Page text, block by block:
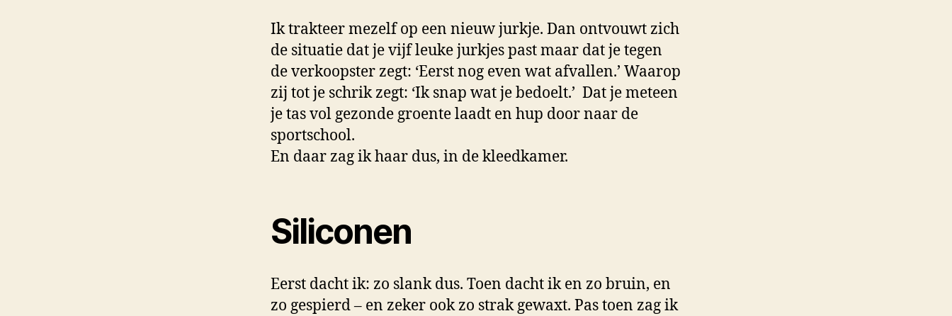
Ik trakteer mezelf op een nieuw jurkje. Dan ontvouwt zich
de situatie dat je vijf leuke jurkjes past maar dat je tegen
de verkoopster zegt: ‘Eerst nog even wat afvallen.’ Waarop
zij tot je schrik zegt: ‘Ik snap wat je bedoelt.’ Dat je meteen
je tas vol gezonde groente laadt en hup door naar de
sportschool.
En daar zag ik haar dus, in de kleedkamer.
Siliconen
Eerst dacht ik: zo slank dus. Toen dacht ik en zo bruin, en
zo gespierd – en zeker ook zo strak gewaxt. Pas toen zag ik